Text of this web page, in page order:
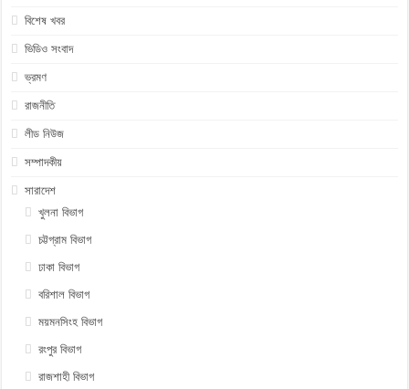
বিশেষ খবর
ভিডিও সংবাদ
ভ্রমণ
রাজনীতি
লীড নিউজ
সম্পাদকীয়
সারাদেশ
খুলনা বিভাগ
চট্টগ্রাম বিভাগ
ঢাকা বিভাগ
বরিশাল বিভাগ
ময়মনসিংহ বিভাগ
রংপুর বিভাগ
রাজশাহী বিভাগ